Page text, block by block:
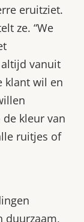
eruitziet.
ze. “We
vanuit
klant wil en
kleur van
ruitjes of
duurzaam,